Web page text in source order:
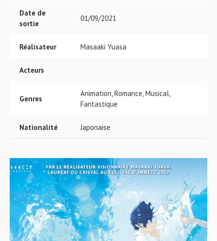
Date de
sortie
01/09/2021
Réalisateur Masaaki Yuasa
Acteurs
Genres
Animation, Romance, Musical,
Fantastique
Nationalité Japonaise